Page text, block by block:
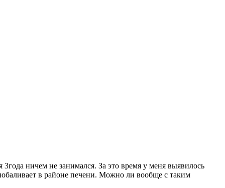
ничем не занимался. За это время у меня выявилось
в районе печени. Можно ли вообще с таким